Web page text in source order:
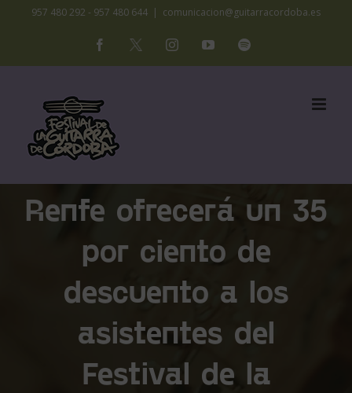
contenido
957 480 292 - 957 480 644 | comunicacion@guitarracordoba.es
Facebook
X InstagramYouTubeSpotify
Renfe ofrecerá un 35
por ciento de
descuento a los
asistentes del
Festival de la